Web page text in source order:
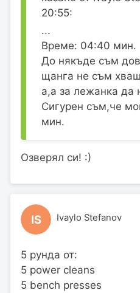
20:55:
...
Време: 04:40 мин.
До някъде съм
щанга не съм
а,а за лежанка да
Сигурен съм,че
мин.
Озверял си! :)
IS Ivaylo Stefanov
5 рунда от:
5 power cleans
5 bench presses